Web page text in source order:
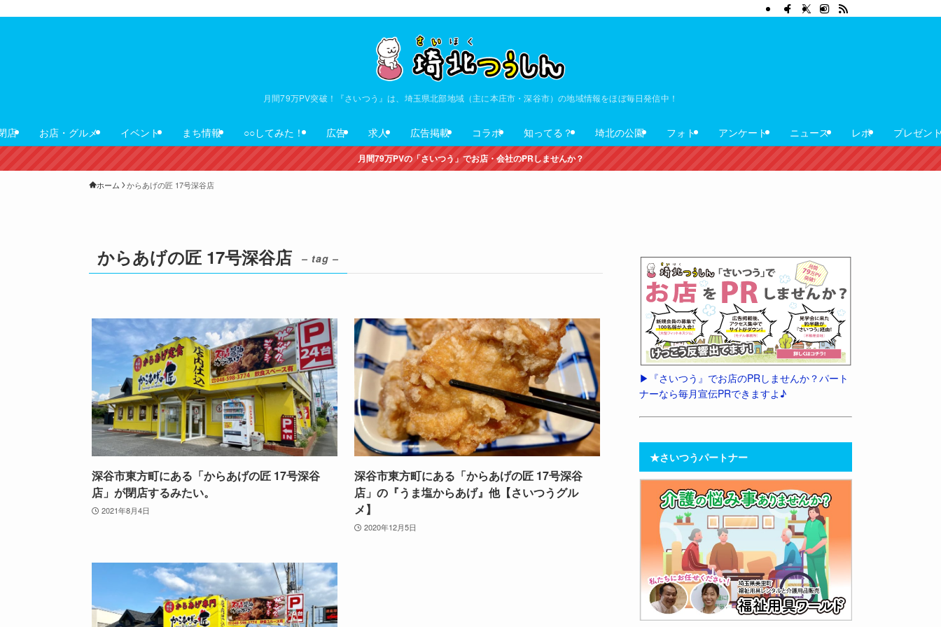
月間79万PV突破！『さいつう』は、埼玉県北部地域（主に本庄市・深谷市）の地域情報をほぼ毎日発信中！
店 お店・グルメ イベント まち情報 ○○してみた！ 広告 求人 広告掲載 コラボ 知ってる？ 埼北の公園 フォト アンケート ニュース レポ プレゼン
月間79万PVの「さいつう」でお店・会社のPRしませんか？
ホーム からあげの匠 17号深谷店
からあげの匠 17号深谷店 – tag –
深谷市東方町にある「からあげの匠 17号深谷
店」が閉店するみたい。
2021年8月4日
深谷市東方町にある「からあげの匠 17号深谷
店」の『うま塩からあげ』他【さいつうグル
メ】
2020年12月5日
▶︎『さいつう』でお店のPRしませんか？パート
ナーなら毎月宣伝PRできますよ♪
★さいつうパートナー